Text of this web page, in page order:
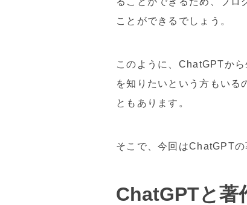
ことができるでしょう。
このように、ChatGPTか
を知りたいという方もいる
ともあります。
そこで、今回はChatGPT
ChatGPTと著